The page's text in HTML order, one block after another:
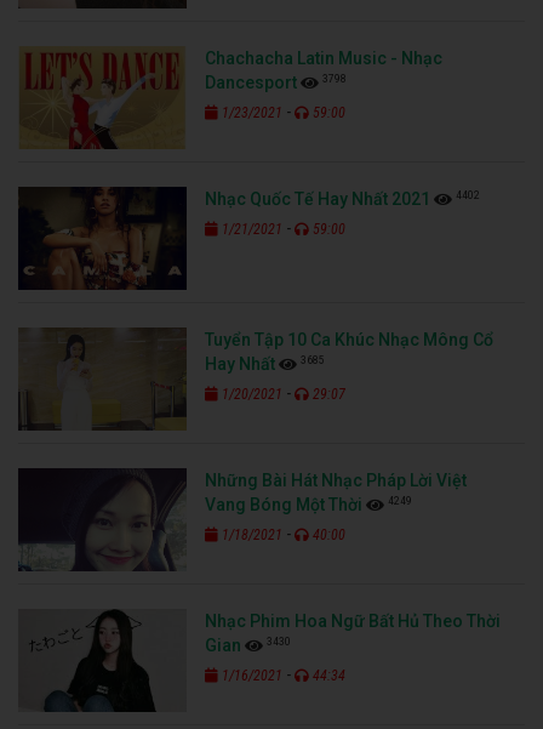
Chachacha Latin Music - Nhạc
Dancesport
3798
1/23/2021 - 59:00
Nhạc Quốc Tế Hay Nhất 2021 4402
1/21/2021 - 59:00
Tuyển Tập 10 Ca Khúc Nhạc Mông Cổ
Hay Nhất
3685
1/20/2021 - 29:07
Những Bài Hát Nhạc Pháp Lời Việt
Vang Bóng Một Thời
4249
1/18/2021 - 40:00
Nhạc Phim Hoa Ngữ Bất Hủ Theo Thời
Gian
3430
1/16/2021 - 44:34